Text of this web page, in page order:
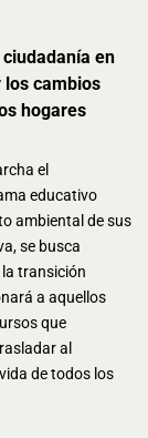
en
los cambios
hogares
el
educativo
ambiental de sus
se busca
transición
a aquellos
que
al
de todos los